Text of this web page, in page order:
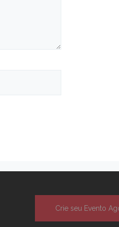
Crie seu Evento